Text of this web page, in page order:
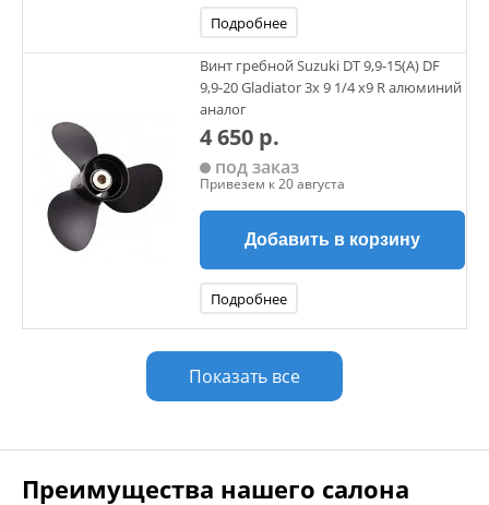
Подробнее
Винт гребной Suzuki DT 9,9-15(А) DF
9,9-20 Gladiator 3х 9 1/4 х9 R алюминий
аналог
4 650 р.
под заказ
Привезем к 20 августа
Добавить в корзину
Подробнее
Показать все
Преимущества нашего салона